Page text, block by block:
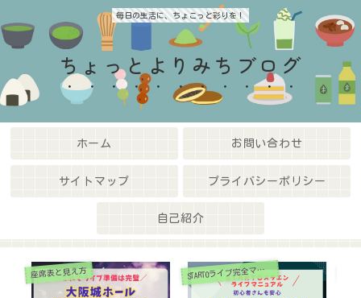
毎日の生活に、ちょこっと彩りを！
ちょっとよりみちブログ
ホーム お問い合わせ
サイトマップ プライバシーポリシー
自己紹介
座席表と見え方 STARTOライブ完全マニュアル